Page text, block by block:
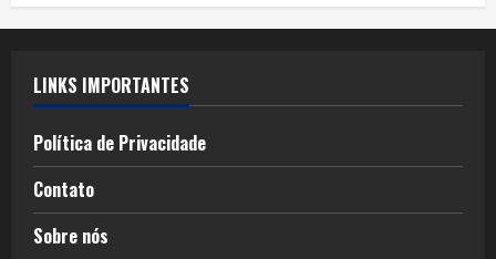
LINKS IMPORTANTES
Política de Privacidade
Contato
Sobre nós